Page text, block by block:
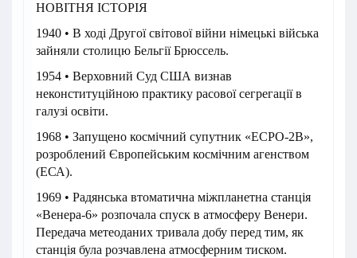
НОВІТНЯ ІСТОРІЯ
1940 • В ході Другої світової війни німецькі війська
зайняли столицю Бельгії Брюссель.
1954 • Верховний Суд США визнав
неконституційною практику расової сегрегації в
галузі освіти.
1968 • Запущено космічний супутник «ЕСРО-2В»,
розроблений Європейським космічним агенством
(ЕСА).
1969 • Радянська втоматична міжпланетна станція
«Венера-6» розпочала спуск в атмосферу Венери.
Передача метеоданих тривала добу перед тим, як
станція була розчавлена атмосферним тиском.